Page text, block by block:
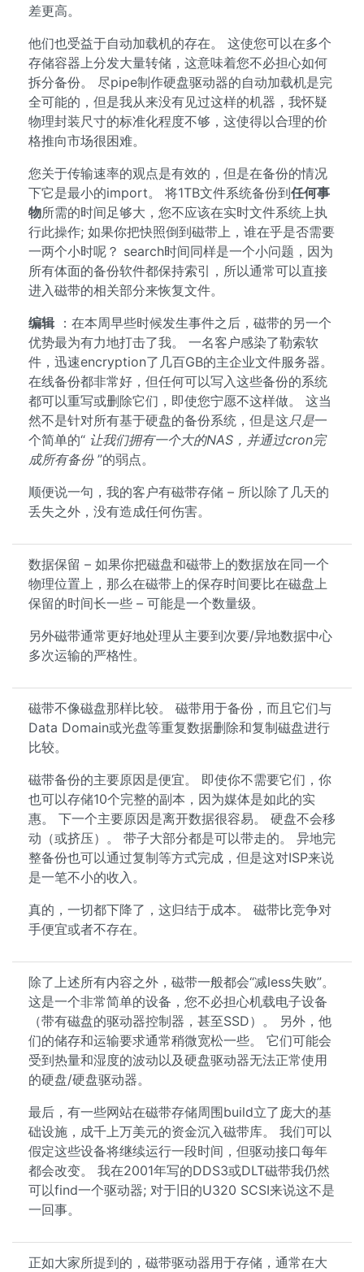
差更高。
他们也受益于自动加载机的存在。 这使您可以在多个
存储容器上分发大量转储，这意味着您不必担心如何
拆分备份。 尽pipe制作硬盘驱动器的自动加载机是完
全可能的，但是我从来没有见过这样的机器，我怀疑
物理封装尺寸的标准化程度不够，这使得以合理的价
格推向市场很困难。
您关于传输速率的观点是有效的，但是在备份的情况
下它是最小的import。 将1TB文件系统备份到任何事
物所需的时间足够大，您不应该在实时文件系统上执
行此操作; 如果你把快照倒到磁带上，谁在乎是否需要
一两个小时呢？ search时间同样是一个小问题，因为
所有体面的备份软件都保持索引，所以通常可以直接
进入磁带的相关部分来恢复文件。
编辑：在本周早些时候发生事件之后，磁带的另一个
优势最为有力地打击了我。 一名客户感染了勒索软
件，迅速encryption了几百GB的主企业文件服务器。
在线备份都非常好，但任何可以写入这些备份的系统
都可以重写或删除它们，即使您宁愿不这样做。 这当
然不是针对所有基于硬盘的备份系统，但是这只是一
个简单的“ 让我们拥有一个大的NAS，并通过cron完
成所有备份”的弱点。
顺便说一句，我的客户有磁带存储 – 所以除了几天的
丢失之外，没有造成任何伤害。
数据保留 – 如果你把磁盘和磁带上的数据放在同一个
物理位置上，那么在磁带上的保存时间要比在磁盘上
保留的时间长一些 – 可能是一个数量级。
另外磁带通常更好地处理从主要到次要/异地数据中心
多次运输的严格性。
磁带不像磁盘那样比较。 磁带用于备份，而且它们与
Data Domain或光盘等重复数据删除和复制磁盘进行
比较。
磁带备份的主要原因是便宜。 即使你不需要它们，你
也可以存储10个完整的副本，因为媒体是如此的实
惠。 下一个主要原因是离开数据很容易。 硬盘不会移
动（或挤压）。 带子大部分都是可以带走的。 异地完
整备份也可以通过复制等方式完成，但是这对ISP来说
是一笔不小的收入。
真的，一切都下降了，这归结于成本。 磁带比竞争对
手便宜或者不存在。
除了上述所有内容之外，磁带一般都会“减less失败”。
这是一个非常简单的设备，您不必担心机载电子设备
（带有磁盘的驱动器控制器，甚至SSD）。 另外，他
们的储存和运输要求通常稍微宽松一些。 它们可能会
受到热量和湿度的波动以及硬盘驱动器无法正常使用
的硬盘/硬盘驱动器。
最后，有一些网站在磁带存储周围build立了庞大的基
础设施，成千上万美元的资金沉入磁带库。 我们可以
假定这些设备将继续运行一段时间，但驱动接口每年
都会改变。 我在2001年写的DDS3或DLT磁带我仍然
可以find一个驱动器; 对于旧的U320 SCSI来说这不是
一回事。
正如大家所提到的，磁带驱动器用于存储，通常在大